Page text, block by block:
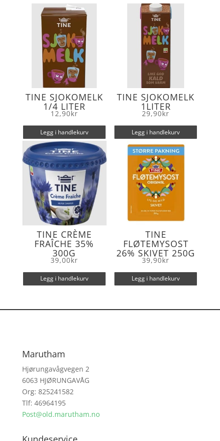
o
r
TINE SJOKOMELK
1/4 LITER
12,90kr
Legg i handlekurv
TINE SJOKOMELK
1LITER
29,90kr
Legg i handlekurv
TINE CRÈME
FRAÎCHE 35%
300G
39,00kr
Legg i handlekurv
TINE
FLØTEMYSOST
26% SKIVET 250G
39,90kr
Legg i handlekurv
Marutham
Hjørungavågvegen 2
6063 HJØRUNGAVÅG
Org: 825241582
Tlf: 46964195
Post@old.marutham.no